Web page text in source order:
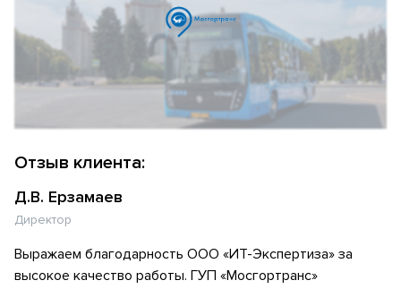
Отзыв клиента:
Д.В. Ерзамаев
Директор
Выражаем благодарность ООО «ИТ-Экспертиза» за
высокое качество работы. ГУП «Мосгортранс»